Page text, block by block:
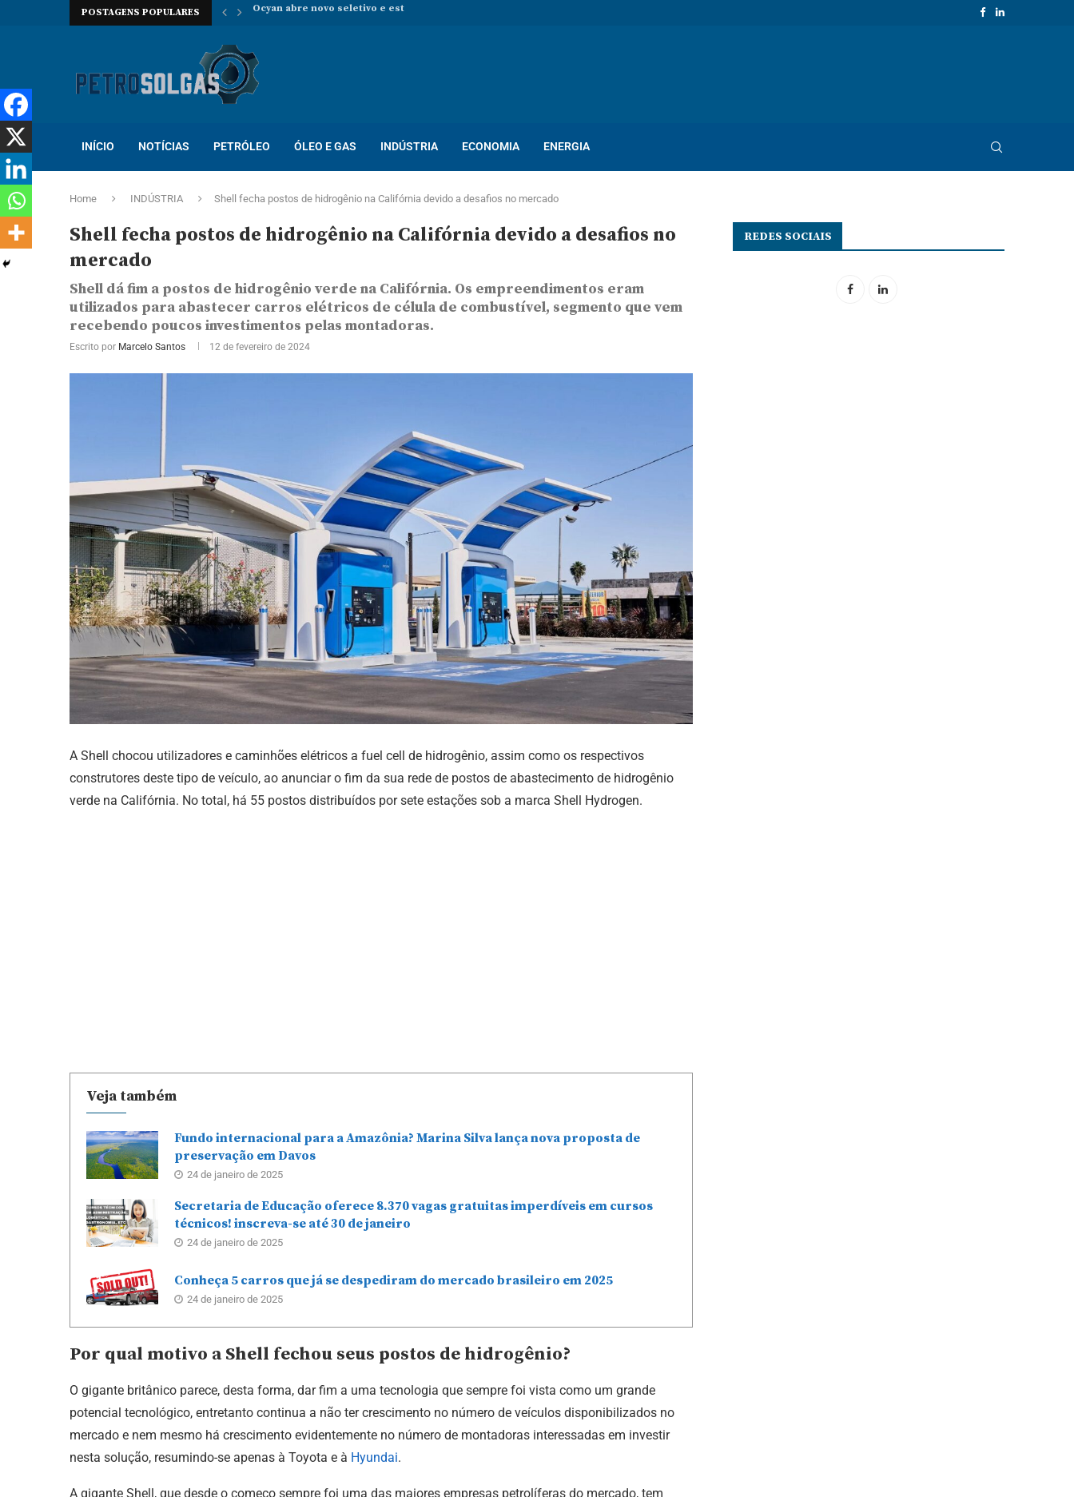
POSTAGENS POPULARES Oceaneering contrata novas pessoas para ocupar vagas de...
INÍCIO NOTÍCIAS PETRÓLEO ÓLEO E GAS INDÚSTRIA ECONOMIA ENERGIA
Home INDÚSTRIA Shell fecha postos de hidrogênio na Califórnia devido a desafios no mercado
Shell fecha postos de hidrogênio na Califórnia devido a desafios no
mercado
Shell dá fim a postos de hidrogênio verde na Califórnia. Os empreendimentos eram
utilizados para abastecer carros elétricos de célula de combustível, segmento que vem
recebendo poucos investimentos pelas montadoras.
Escrito por Marcelo Santos 12 de fevereiro de 2024
A Shell chocou utilizadores e caminhões elétricos a fuel cell de hidrogênio, assim como os respectivos
construtores deste tipo de veículo, ao anunciar o fim da sua rede de postos de abastecimento de hidrogênio
verde na Califórnia. No total, há 55 postos distribuídos por sete estações sob a marca Shell Hydrogen.
Veja também
Fundo internacional para a Amazônia? Marina Silva lança nova proposta de
preservação em Davos
24 de janeiro de 2025
Secretaria de Educação oferece 8.370 vagas gratuitas imperdíveis em cursos
técnicos! inscreva-se até 30 de janeiro
24 de janeiro de 2025
Conheça 5 carros que já se despediram do mercado brasileiro em 2025
24 de janeiro de 2025
Por qual motivo a Shell fechou seus postos de hidrogênio?
O gigante britânico parece, desta forma, dar fim a uma tecnologia que sempre foi vista como um grande
potencial tecnológico, entretanto continua a não ter crescimento no número de veículos disponibilizados no
mercado e nem mesmo há crescimento evidentemente no número de montadoras interessadas em investir
nesta solução, resumindo-se apenas à Toyota e à Hyundai.
A gigante Shell, que desde o começo sempre foi uma das maiores empresas petrolíferas do mercado, tem
REDES SOCIAIS